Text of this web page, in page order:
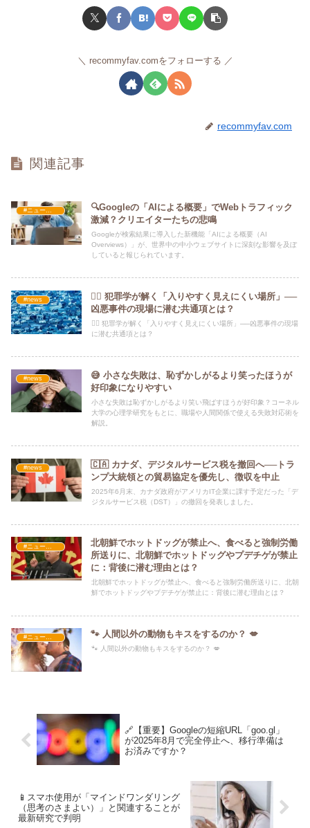
recommyfav.comをフォローする
recommyfav.com
関連記事
#ニュース・社会・コラム
🔍Googleの「AIによる概要」でWebトラフィック
激減？クリエイターたちの悲鳴
Googleが検索結果に導入した新機能「AIによる概要（AI
Overviews）」が、世界中の中小ウェブサイトに深刻な影響を及ぼ
していると報じられています。
#news
🕵️‍♂️ 犯罪学が解く「入りやすく見えにくい場所」──
凶悪事件の現場に潜む共通項とは？
🕵️‍♂️ 犯罪学が解く「入りやすく見えにくい場所」──凶悪事件の現場
に潜む共通項とは？
#news
😅 小さな失敗は、恥ずかしがるより笑ったほうが
好印象になりやすい
小さな失敗は恥ずかしがるより笑い飛ばすほうが好印象？コーネル
大学の心理学研究をもとに、職場や人間関係で使える失敗対応術を
解説。
#news
🇨🇦 カナダ、デジタルサービス税を撤回へ──トラ
ンプ大統領との貿易協定を優先し、徴収を中止
2025年6月末、カナダ政府がアメリカIT企業に課す予定だった「デ
ジタルサービス税（DST）」の撤回を発表しました。
北朝鮮でホットドッグが禁止へ、食べると強制労働
所送りに、北朝鮮でホットドッグやプデチゲが禁止
に：背後に潜む理由とは？
北朝鮮でホットドッグが禁止へ、食べると強制労働所送りに、北朝
鮮でホットドッグやプデチゲが禁止に：背後に潜む理由とは？
#ニュース・社会・コラム 🐾 人間以外の動物もキスをするのか？ 💋
🐾 人間以外の動物もキスをするのか？ 💋
🔗【重要】Googleの短縮URL「goo.gl」
が2025年8月で完全停止へ、移行準備は
お済みですか？
📱スマホ使用が「マインドワンダリング
（思考のさまよい）」と関連することが
最新研究で判明